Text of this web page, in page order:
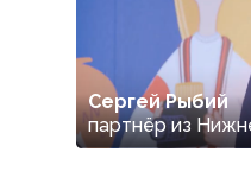
Сергей Рыбий
партнёр из